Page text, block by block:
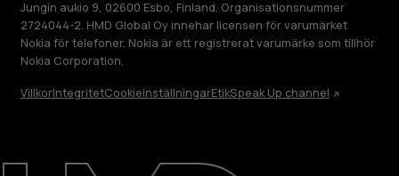
Reparera, återanvända, återvinna
Jungin aukio 9, 02600 Esbo, Finland. Organisationsnummer
2724044-2. HMD Global Oy innehar licensen för varumärket
Nokia för telefoner. Nokia är ett registrerat varumärke som tillhör
Nokia Corporation.
VillkorIntegritetCookieinställningarEtikSpeak Up channel